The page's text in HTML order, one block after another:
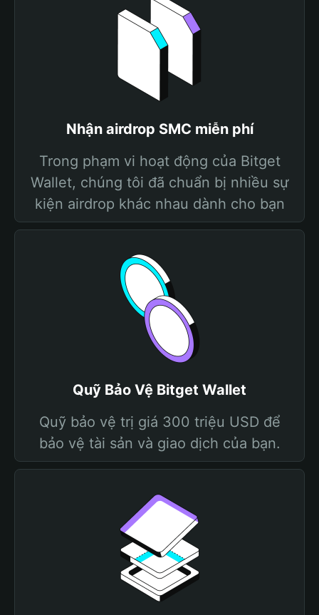
Nhận airdrop SMC miễn phí
Trong phạm vi hoạt động của Bitget
Wallet, chúng tôi đã chuẩn bị nhiều sự
kiện airdrop khác nhau dành cho bạn
Quỹ Bảo Vệ Bitget Wallet
Quỹ bảo vệ trị giá 300 triệu USD để
bảo vệ tài sản và giao dịch của bạn.